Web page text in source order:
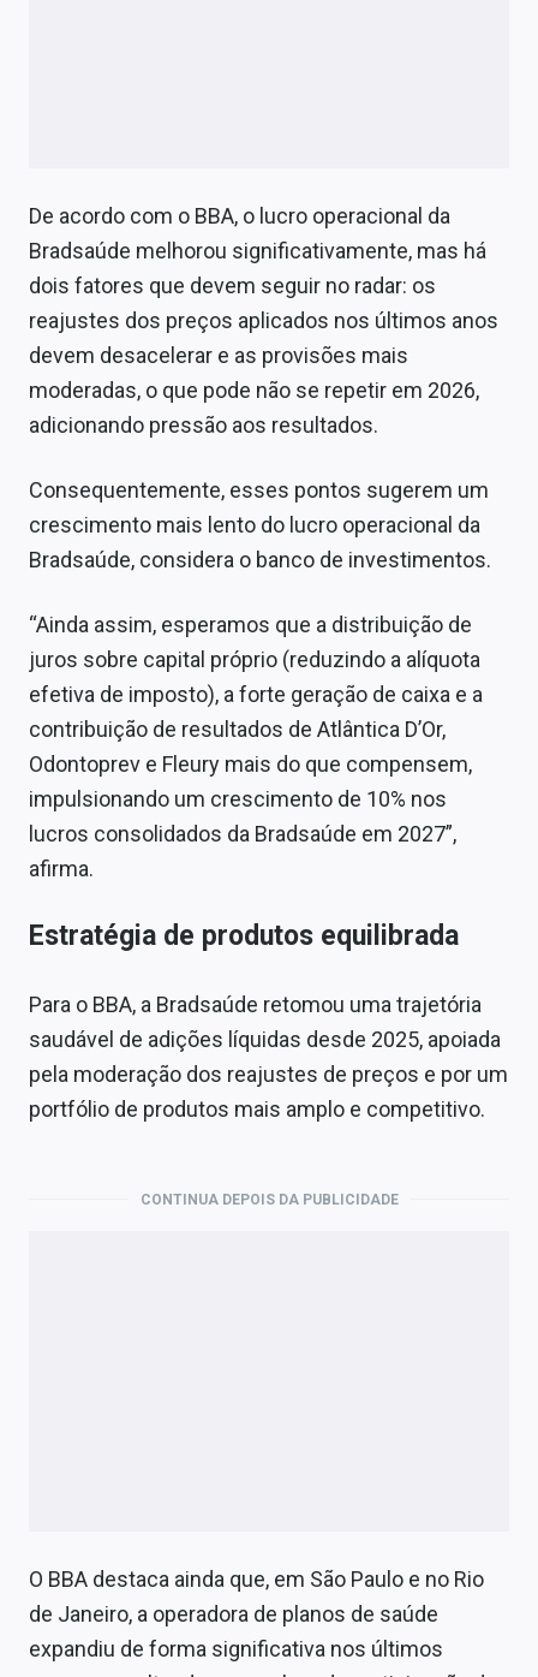
De acordo com o BBA, o lucro operacional da
Bradsaúde melhorou significativamente, mas há
dois fatores que devem seguir no radar: os
reajustes dos preços aplicados nos últimos anos
devem desacelerar e as provisões mais
moderadas, o que pode não se repetir em 2026,
adicionando pressão aos resultados.
Consequentemente, esses pontos sugerem um
crescimento mais lento do lucro operacional da
Bradsaúde, considera o banco de investimentos.
“Ainda assim, esperamos que a distribuição de
juros sobre capital próprio (reduzindo a alíquota
efetiva de imposto), a forte geração de caixa e a
contribuição de resultados de Atlântica D’Or,
Odontoprev e Fleury mais do que compensem,
impulsionando um crescimento de 10% nos
lucros consolidados da Bradsaúde em 2027”,
afirma.
Estratégia de produtos equilibrada
Para o BBA, a Bradsaúde retomou uma trajetória
saudável de adições líquidas desde 2025, apoiada
pela moderação dos reajustes de preços e por um
portfólio de produtos mais amplo e competitivo.
CONTINUA DEPOIS DA PUBLICIDADE
O BBA destaca ainda que, em São Paulo e no Rio
de Janeiro, a operadora de planos de saúde
expandiu de forma significativa nos últimos